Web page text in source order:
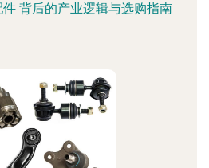
背后的产业逻辑与选购指南